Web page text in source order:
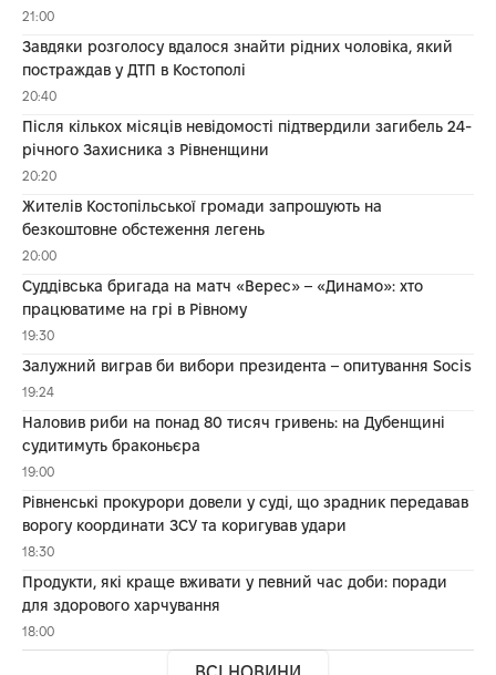
21:00
Завдяки розголосу вдалося знайти рідних чоловіка, який
постраждав у ДТП в Костополі
20:40
Після кількох місяців невідомості підтвердили загибель 24-
річного Захисника з Рівненщини
20:20
Жителів Костопільської громади запрошують на
безкоштовне обстеження легень
20:00
Суддівська бригада на матч «Верес» – «Динамо»: хто
працюватиме на грі в Рівному
19:30
Залужний виграв би вибори президента – опитування Socis
19:24
Наловив риби на понад 80 тисяч гривень: на Дубенщині
судитимуть браконьєра
19:00
Рівненські прокурори довели у суді, що зрадник передавав
ворогу координати ЗСУ та коригував удари
18:30
Продукти, які краще вживати у певний час доби: поради
для здорового харчування
18:00